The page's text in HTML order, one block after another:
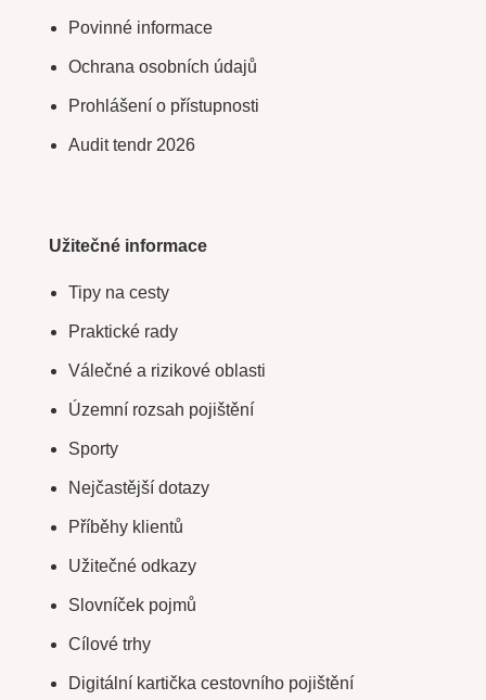
Povinné informace
Ochrana osobních údajů
Prohlášení o přístupnosti
Audit tendr 2026
Užitečné informace
Tipy na cesty
Praktické rady
Válečné a rizikové oblasti
Územní rozsah pojištění
Sporty
Nejčastější dotazy
Příběhy klientů
Užitečné odkazy
Slovníček pojmů
Cílové trhy
Digitální kartička cestovního pojištění